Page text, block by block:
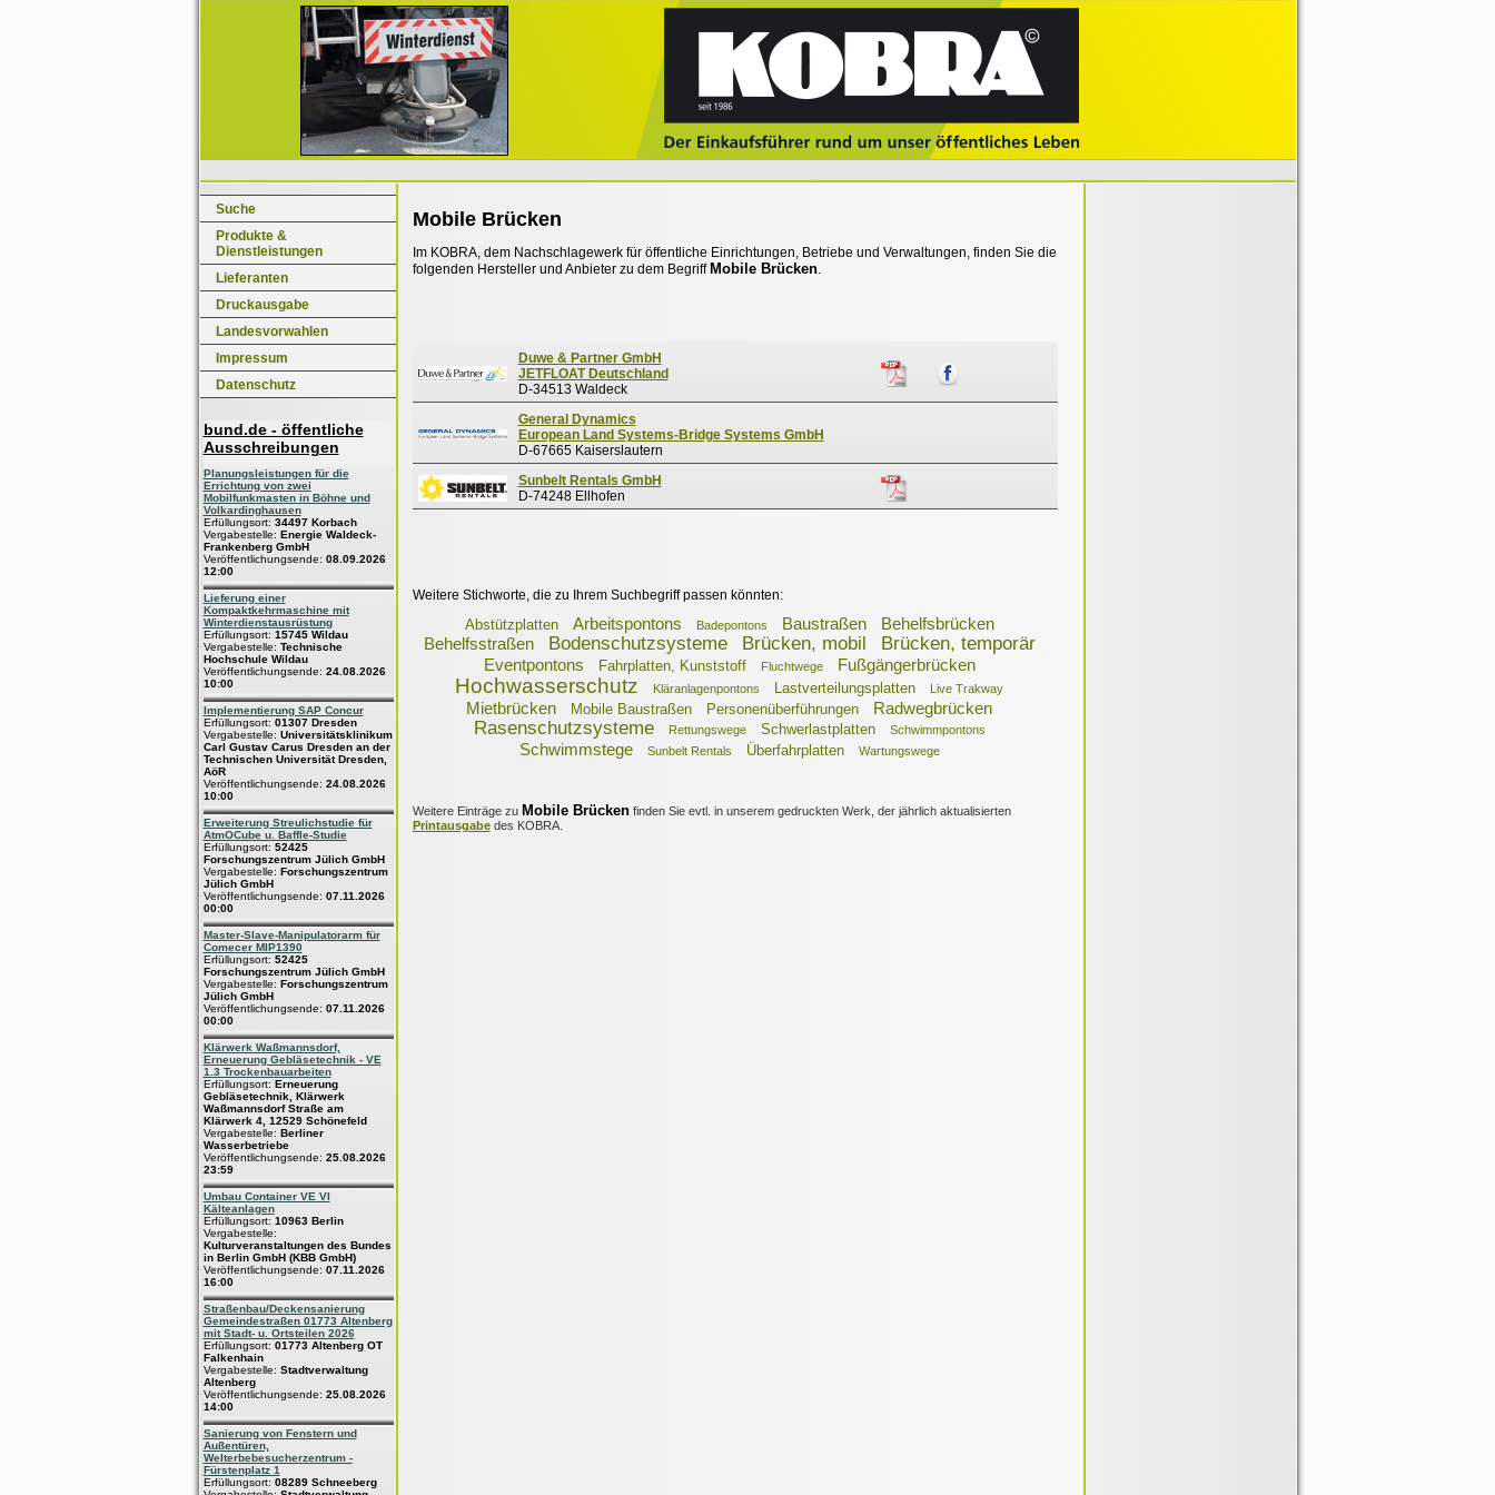
Suche
Produkte &
Dienstleistungen
Lieferanten
Druckausgabe
Landesvorwahlen
Impressum
Datenschutz
bund.de - öffentliche
Ausschreibungen
Planungsleistungen für die
Errichtung von zwei
Mobilfunkmasten in Böhne und
Volkardinghausen
Erfüllungsort: 34497 Korbach
Vergabestelle: Energie Waldeck-
Frankenberg GmbH
Veröffentlichungsende: 08.09.2026
12:00
Lieferung einer
Kompaktkehrmaschine mit
Winterdienstausrüstung
Erfüllungsort: 15745 Wildau
Vergabestelle: Technische
Hochschule Wildau
Veröffentlichungsende: 24.08.2026
10:00
Implementierung SAP Concur
Erfüllungsort: 01307 Dresden
Vergabestelle: Universitätsklinikum
Carl Gustav Carus Dresden an der
Technischen Universität Dresden,
AöR
Veröffentlichungsende: 24.08.2026
10:00
Erweiterung Streulichstudie für
AtmOCube u. Baffle-Studie
Erfüllungsort: 52425
Forschungszentrum Jülich GmbH
Vergabestelle: Forschungszentrum
Jülich GmbH
Veröffentlichungsende: 07.11.2026
00:00
Master-Slave-Manipulatorarm für
Comecer MIP1390
Erfüllungsort: 52425
Forschungszentrum Jülich GmbH
Vergabestelle: Forschungszentrum
Jülich GmbH
Veröffentlichungsende: 07.11.2026
00:00
Klärwerk Waßmannsdorf,
Erneuerung Gebläsetechnik - VE
1.3 Trockenbauarbeiten
Erfüllungsort: Erneuerung
Gebläsetechnik, Klärwerk
Waßmannsdorf Straße am
Klärwerk 4, 12529 Schönefeld
Vergabestelle: Berliner
Wasserbetriebe
Veröffentlichungsende: 25.08.2026
23:59
Umbau Container VE VI
Kälteanlagen
Erfüllungsort: 10963 Berlin
Vergabestelle:
Kulturveranstaltungen des Bundes
in Berlin GmbH (KBB GmbH)
Veröffentlichungsende: 07.11.2026
16:00
Straßenbau/Deckensanierung
Gemeindestraßen 01773 Altenberg
mit Stadt- u. Ortsteilen 2026
Erfüllungsort: 01773 Altenberg OT
Falkenhain
Vergabestelle: Stadtverwaltung
Altenberg
Veröffentlichungsende: 25.08.2026
14:00
Sanierung von Fenstern und
Außentüren,
Welterbebesucherzentrum -
Fürstenplatz 1
Erfüllungsort: 08289 Schneeberg
Mobile Brücken
Im KOBRA, dem Nachschlagewerk für öffentliche Einrichtungen, Betriebe und Verwaltungen, finden Sie die
folgenden Hersteller und Anbieter zu dem Begriff Mobile Brücken.
Duwe & Partner GmbH
JETFLOAT Deutschland
D-34513 Waldeck
General Dynamics
European Land Systems-Bridge Systems GmbH
D-67665 Kaiserslautern
Sunbelt Rentals GmbH
D-74248 Ellhofen
Weitere Stichworte, die zu Ihrem Suchbegriff passen könnten:
Abstützplatten Arbeitspontons Badepontons Baustraßen
Behelfsbrücken
Behelfsstraßen
Bodenschutzsysteme Brücken, mobil Brücken, temporär
Eventpontons Fahrplatten, Kunststoff Fluchtwege Fußgängerbrücken
Hochwasserschutz Kläranlagenpontons Lastverteilungsplatten Live Trakway
Mietbrücken Mobile Baustraßen Personenüberführungen Radwegbrücken
Rasenschutzsysteme Rettungswege Schwerlastplatten Schwimmpontons
Schwimmstege Sunbelt Rentals Überfahrplatten Wartungswege
Weitere Einträge zu Mobile Brückenfinden Sie evtl. in unserem gedruckten Werk, der jährlich aktualisierten
Printausgabedes KOBRA.